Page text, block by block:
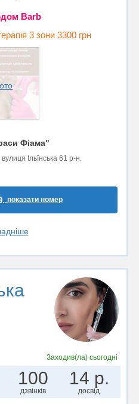
Barb
3 зони 3300 грн
Фіама"
Ільїнська 61 р-н.
показати номер
Заходив(ла)сьогодні
100
дзвінків
14 р.
досвід